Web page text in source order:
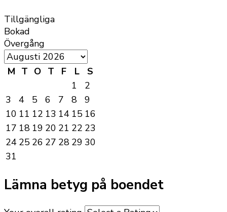
Tillgängliga
Bokad
Övergång
M T O T F L
S
1
2
3
4 5 6 7 8
9
10 11 12 13 14 15 16
17 18 19 20 21 22 23
24 25 26 27 28 29 30
31
Lämna betyg på boendet